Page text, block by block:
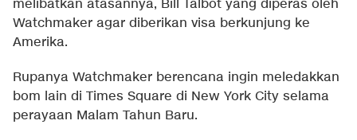
melibatkan atasannya, Bill Talbot yang diperas oleh
Watchmaker agar diberikan visa berkunjung ke
Amerika.
Rupanya Watchmaker berencana ingin meledakkan
bom lain di Times Square di New York City selama
perayaan Malam Tahun Baru.